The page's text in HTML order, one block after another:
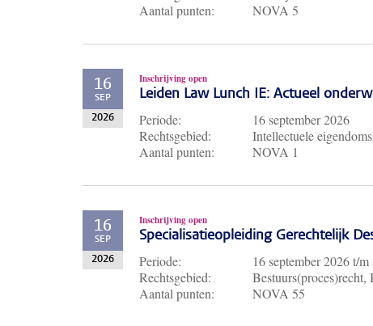
Aantal punten:
NOVA 5
16
SEP
2026
Inschrijving open
Leiden Law Lunch IE: Actueel
Periode:
16 september 2026
Rechtsgebied:
Intellectuele
Aantal punten:
NOVA 1
16
SEP
2026
Inschrijving open
Specialisatieopleiding Gerechtelijk
Periode: 16 september 2026t/m
Rechtsgebied:
Aantal punten:
NOVA 55